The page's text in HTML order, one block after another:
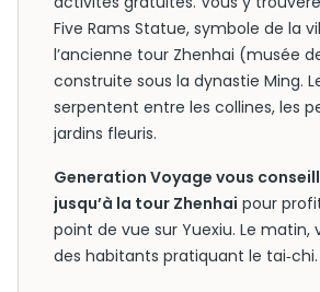
Five Rams Statue, symbole de la
l’ancienne tour Zhenhai (musée
construite sous la dynastie Ming.
serpentent entre les collines, les
jardins fleuris.
Generation Voyage vous
jusqu’à la tour Zhenhai pour
point de vue sur Yuexiu. Le matin,
des habitants pratiquant le tai‑chi.